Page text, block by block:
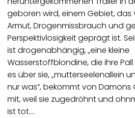
geboren wird, einem Gebiet, das
Armut, Drogenmissbrauch und
Perspektivlosigkeit geprägt ist.
ist drogenabhängig, „eine kleine
Wasserstoffblondine, die ihre
es über sie, „mutterseelenallein
nur was“, bekommt von
mit, weil sie zugedröhnt und
ist tot.…